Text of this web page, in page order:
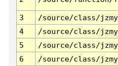
3 /source/class/
4
/source/class/
5
/source/class/
6
/source/class/